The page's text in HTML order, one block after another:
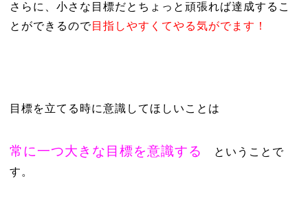
さらに、小さな目標だとちょっと頑張れば達成するこ
とができるので目指しやすくてやる気がでます！
目標を立てる時に意識してほしいことは
常に一つ大きな目標を意識する
ということで
す。